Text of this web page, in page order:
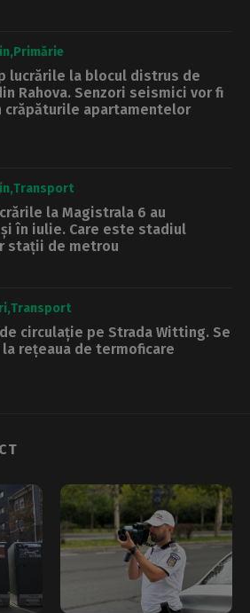
Primărie
lucrările la blocul distrus de
Rahova. Senzori seismici vor fi
crăpăturile apartamentelor
Transport
la Magistrala 6 au
în iulie. Care este stadiul
stații de metrou
Transport
circulație pe Strada Witting. Se
rețeaua de termoficare